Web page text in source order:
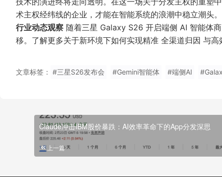
术主权经纬线的企业，才能在智能系统的浪潮中稳立潮头。
行业动态观察 随着三星 Galaxy S26 开启端侧 AI 智能体
移。了解更多关于新环境下如何实现精准 全渠道归因 与高
文章标签： #三星S26发布会 #Gemini智能体 #端侧AI
Claude冲击IBM股价暴跌：AI效率革命下的App分发深思
上一篇